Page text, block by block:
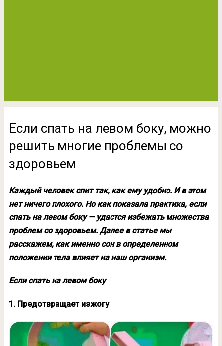
Если спать на левом боку, можно
решить многие проблемы со
здоровьем
Каждый человек спит так, как ему удобно. И в этом
нет ничего плохого. Но как показала практика, если
спать на левом боку — удастся избежать множества
проблем со здоровьем. Далее в статье мы
расскажем, как именно сон в определенном
положении тела влияет на наш организм.
Если спать на левом боку
1. Предотвращает изжогу